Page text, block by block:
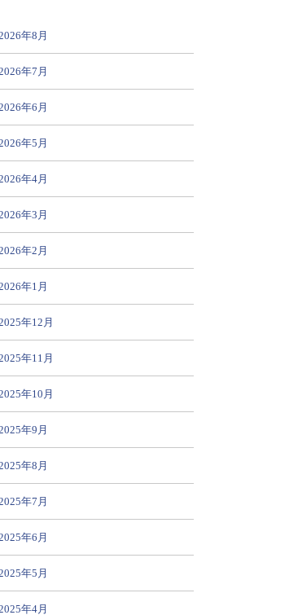
年8月
年7月
年6月
年5月
年4月
年3月
年2月
年1月
年12月
年11月
年10月
年9月
年8月
年7月
年6月
年5月
年4月